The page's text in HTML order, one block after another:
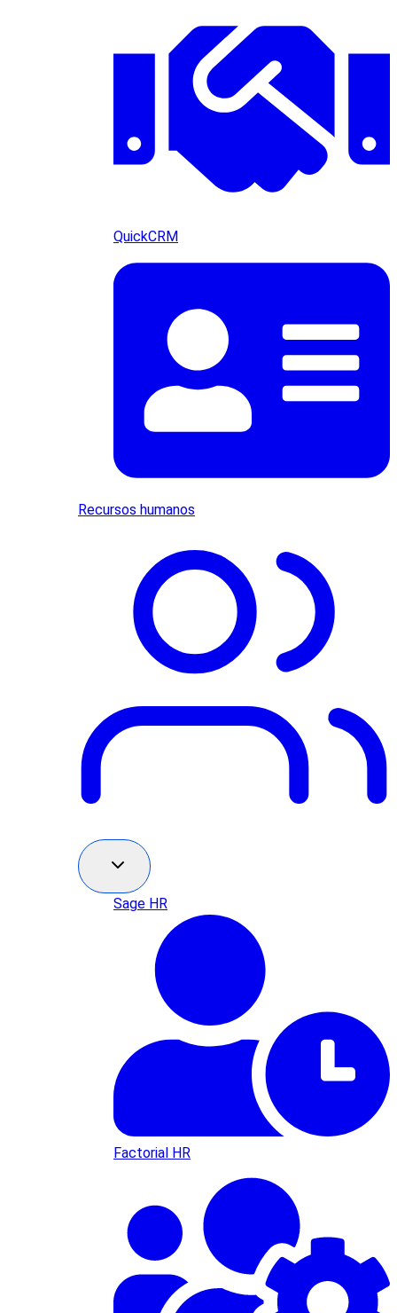
QuickCRM
Recursos humanos
Sage HR
Factorial HR